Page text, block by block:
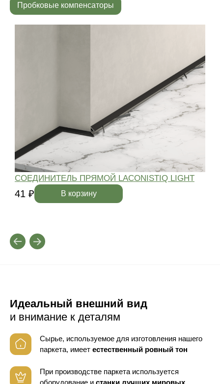
Пробковые компенсаторы
СОЕДИНИТЕЛЬ ПРЯМОЙ LACONISTIQ LIGHT
41 ₽ В корзину
Идеальный внешний вид
и внимание к деталям
Сырье, используемое для изготовления нашего
паркета, имеет естественный ровный тон
При производстве паркета используется
оборудование и станки лучших мировых